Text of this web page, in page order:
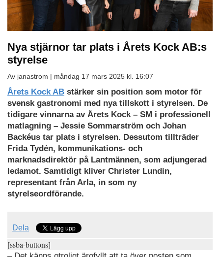
Nya stjärnor tar plats i Årets Kock AB:s
styrelse
Av janastrom | måndag 17 mars 2025 kl. 16:07
Årets Kock AB stärker sin position som motor för
svensk gastronomi med nya tillskott i styrelsen. De
tidigare vinnarna av Årets Kock – SM i professionell
matlagning – Jessie Sommarström och Johan
Backéus tar plats i styrelsen. Dessutom tillträder
Frida Tydén, kommunikations- och
marknadsdirektör på Lantmännen, som adjungerad
ledamot. Samtidigt kliver Christer Lundin,
representant från Arla, in som ny
styrelseordförande.
Dela
[ssba-buttons]